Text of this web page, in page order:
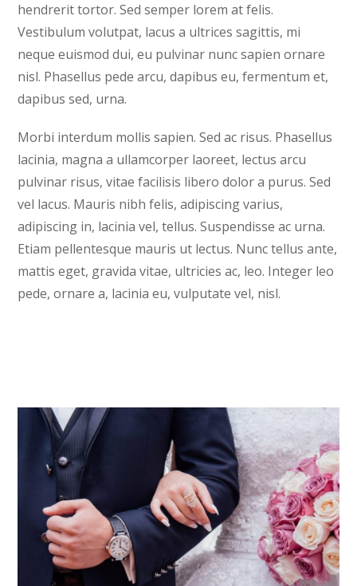
hendrerit tortor. Sed semper lorem at felis.
Vestibulum volutpat, lacus a ultrices sagittis, mi
neque euismod dui, eu pulvinar nunc sapien ornare
nisl. Phasellus pede arcu, dapibus eu, fermentum et,
dapibus sed, urna.
Morbi interdum mollis sapien. Sed ac risus. Phasellus
lacinia, magna a ullamcorper laoreet, lectus arcu
pulvinar risus, vitae facilisis libero dolor a purus. Sed
vel lacus. Mauris nibh felis, adipiscing varius,
adipiscing in, lacinia vel, tellus. Suspendisse ac urna.
Etiam pellentesque mauris ut lectus. Nunc tellus ante,
mattis eget, gravida vitae, ultricies ac, leo. Integer leo
pede, ornare a, lacinia eu, vulputate vel, nisl.